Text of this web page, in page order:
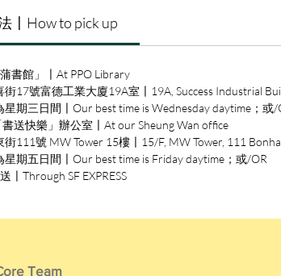
〡How to pick up
書館」〡At PPO Library
街17號富德工業大廈19A室〡19A, Success Industrial
星期三日間〡Our best time is Wednesday daytime；或/
送快樂」辦公室〡At our Sheung Wan office
街111號 MW Tower 15樓〡15/F, MW Tower, 111
星期五日間〡Our best time is Friday daytime；或/OR
〡Through SF EXPRESS
Team